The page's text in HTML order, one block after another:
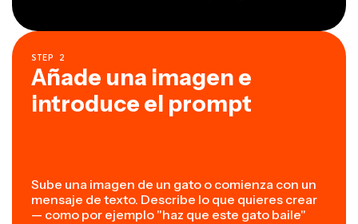
STEP 2
Añade una imagen e
introduce el prompt
Sube una imagen de un gato o comienza con un
mensaje de texto. Describe lo que quieres crear
— como por ejemplo "haz que este gato baile"